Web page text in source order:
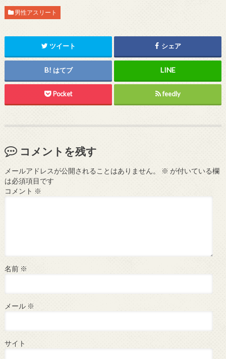
男性アスリート
ツイート シェア
はてブ
Pocket feedly
コメントを残す
メールアドレスが公開されることはありません。 ※ が付いている欄
は必須項目です
コメント ※
名前 ※
メール ※
サイト